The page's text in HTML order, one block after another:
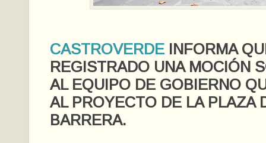
CASTROVERDE INFORMA
REGISTRADO UNA MOCIÓN
AL EQUIPO DE GOBIERNO
AL PROYECTO DE LA PLAZA
BARRERA.